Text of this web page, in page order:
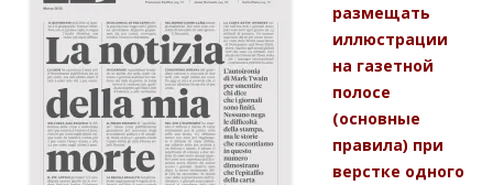
размещать
иллюстрации
на газетной
полосе
(основные
правила) при
верстке одного